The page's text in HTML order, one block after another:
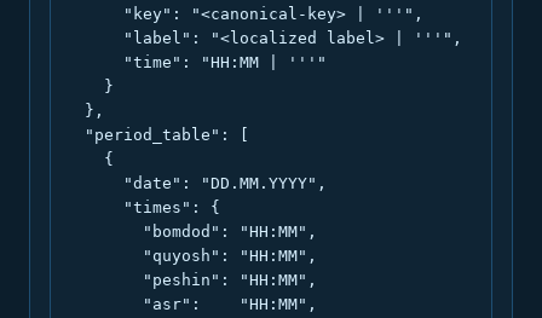
      "key": "<canonical-key> | '''",
      "label": "<localized label> | '''",
      "time": "HH:MM | '''"
    }
  },
  "period_table": [
    {
      "date": "DD.MM.YYYY",
      "times": {
        "bomdod": "HH:MM",
        "quyosh": "HH:MM",
        "peshin": "HH:MM",
        "asr":    "HH:MM",